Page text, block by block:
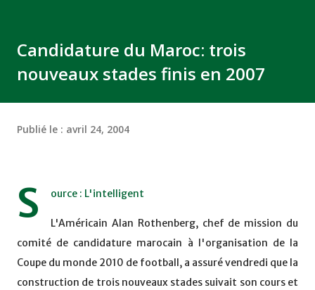
Candidature du Maroc: trois
nouveaux stades finis en 2007
Publié le : avril 24, 2004
S ource : L'intelligent
L'Américain Alan Rothenberg, chef de mission du
comité de candidature marocain à l'organisation de la
Coupe du monde 2010 de football, a assuré vendredi que la
construction de trois nouveaux stades suivait son cours et